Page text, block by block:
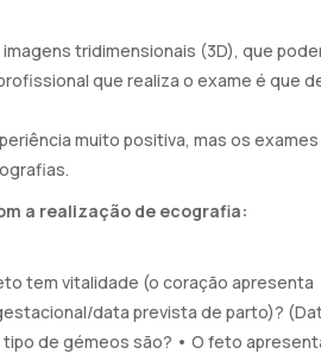
tridimensionais (3D), que
que realiza o exame é que
muito positiva, mas os
a realização de ecografia:
tem vitalidade (o coração apresenta
data prevista de parto)?
de gémeos são? • O feto